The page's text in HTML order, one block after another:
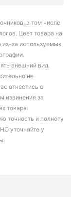
в том числе
Цвет товара на
из-за используемых
внешний вид,
не
отнестись с
извинения за
товара.
точность и полноту
уточняйте у